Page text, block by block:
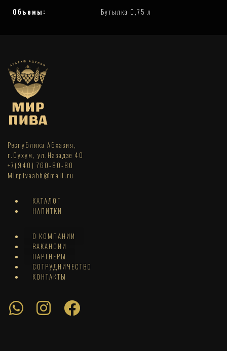
Объемы: Бутылка 0,75 л
Республика Абхазия,
г.Сухум, ул.Назадзе 40
+7(940) 760-80-80
Mirpivaabh@mail.ru
КАТАЛОГ
НАПИТКИ
О КОМПАНИИ
ВАКАНСИИ
ПАРТНЕРЫ
СОТРУДНИЧЕСТВО
КОНТАКТЫ